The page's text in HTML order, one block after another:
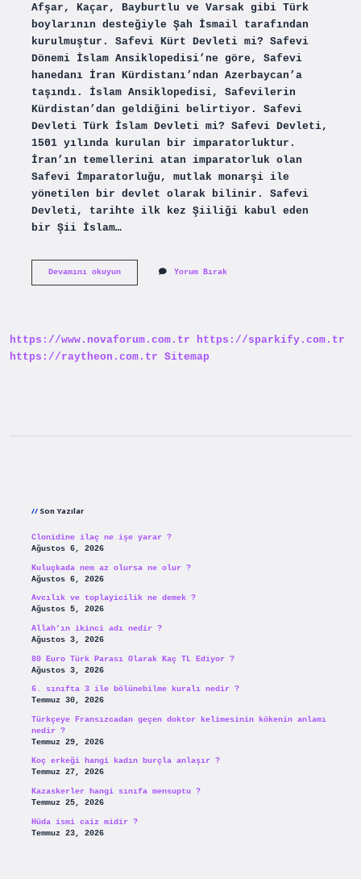
Afşar, Kaçar, Bayburtlu ve Varsak gibi Türk
boylarının desteğiyle Şah İsmail tarafından
kurulmuştur. Safevi Kürt Devleti mi? Safevi
Dönemi İslam Ansiklopedisi’ne göre, Safevi
hanedanı İran Kürdistanı’ndan Azerbaycan’a
taşındı. İslam Ansiklopedisi, Safevilerin
Kürdistan’dan geldiğini belirtiyor. Safevi
Devleti Türk İslam Devleti mi? Safevi Devleti,
1501 yılında kurulan bir imparatorluktur.
İran’ın temellerini atan imparatorluk olan
Safevi İmparatorluğu, mutlak monarşi ile
yönetilen bir devlet olarak bilinir. Safevi
Devleti, tarihte ilk kez Şiiliği kabul eden
bir Şii İslam…
Devamını okuyunSafevi
Yorum Bırak
https://www.novaforum.com.tr
https://sparkify.com.tr
https://raytheon.com.tr Sitemap
Son Yazılar
Clonidine ilaç ne işe yarar ?
Ağustos 6, 2026
Kuluçkada nem az olursa ne olur ?
Ağustos 6, 2026
Avcılık ve toplayicilik ne demek ?
Ağustos 5, 2026
Allah’ın ikinci adı nedir ?
Ağustos 3, 2026
80 Euro Türk Parası Olarak Kaç TL Ediyor ?
Ağustos 3, 2026
6. sınıfta 3 ile bölünebilme kuralı nedir ?
Temmuz 30, 2026
Türkçeye Fransızcadan geçen doktor kelimesinin kökenin anlamı
nedir ?
Temmuz 29, 2026
Koç erkeği hangi kadın burçla anlaşır ?
Temmuz 27, 2026
Kazaskerler hangi sınıfa mensuptu ?
Temmuz 25, 2026
Hüda ismi caiz midir ?
Temmuz 23, 2026